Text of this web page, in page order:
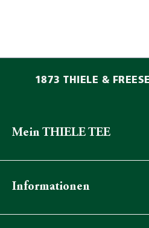
1873 THIELE &
Mein THIELE TEE
Informationen